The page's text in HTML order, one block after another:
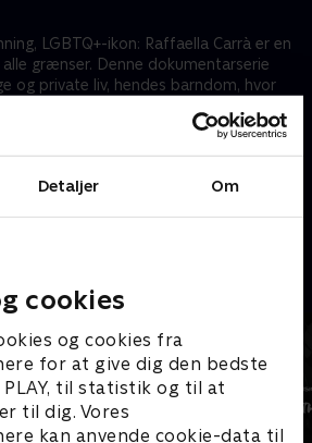
Detaljer Om
cookies
og cookies fra
for at give dig den bedste
PLAY, til statistik og til at
til dig. Vores
kan anvende cookie-data til
LGBTQ+-ikon: Raffaella Carrà er en
grænser. Denne dokumentarserie
og private liv, hendes barndom, hvor
Alt sammen fortalt gennem
Kræver tilkøb
Disney+